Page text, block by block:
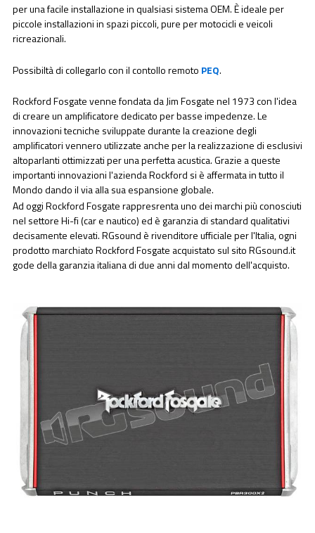
per una facile installazione in qualsiasi sistema OEM. È ideale per
piccole installazioni in spazi piccoli, pure per motocicli e veicoli
ricreazionali.
Possibiltà di collegarlo con il contollo remoto PEQ.
Rockford Fosgate venne fondata da Jim Fosgate nel 1973 con l'idea
di creare un amplificatore dedicato per basse impedenze. Le
innovazioni tecniche sviluppate durante la creazione degli
amplificatori vennero utilizzate anche per la realizzazione di esclusivi
altoparlanti ottimizzati per una perfetta acustica. Grazie a queste
importanti innovazioni l'azienda Rockford si è affermata in tutto il
Mondo dando il via alla sua espansione globale.
Ad oggi Rockford Fosgate rappresrenta uno dei marchi più conosciuti
nel settore Hi-fi (car e nautico) ed è garanzia di standard qualitativi
decisamente elevati. RGsound è rivenditore ufficiale per l'Italia, ogni
prodotto marchiato Rockford Fosgate acquistato sul sito RGsound.it
gode della garanzia italiana di due anni dal momento dell'acquisto.